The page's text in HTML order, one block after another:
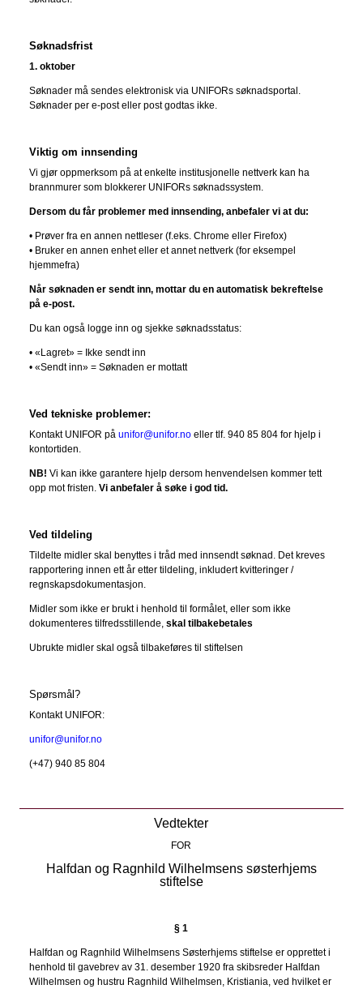
Søknadsfrist
1. oktober
Søknader må sendes elektronisk via UNIFORs søknadsportal.
Søknader per e-post eller post godtas ikke.
Viktig om innsending
Vi gjør oppmerksom på at enkelte institusjonelle nettverk kan ha
brannmurer som blokkerer UNIFORs søknadssystem.
Dersom du får problemer med innsending, anbefaler vi at du:
• Prøver fra en annen nettleser (f.eks. Chrome eller Firefox)
• Bruker en annen enhet eller et annet nettverk (for eksempel
hjemmefra)
Når søknaden er sendt inn, mottar du en automatisk bekreftelse
på e-post.
Du kan også logge inn og sjekke søknadsstatus:
• «Lagret» = Ikke sendt inn
• «Sendt inn» = Søknaden er mottatt
Ved tekniske problemer:
Kontakt UNIFOR på unifor@unifor.no eller tlf. 940 85 804 for hjelp i
kontortiden.
NB! Vi kan ikke garantere hjelp dersom henvendelsen kommer tett
opp mot fristen. Vi anbefaler å søke i god tid.
Ved tildeling
Tildelte midler skal benyttes i tråd med innsendt søknad. Det kreves
rapportering innen ett år etter tildeling, inkludert kvitteringer /
regnskapsdokumentasjon.
Midler som ikke er brukt i henhold til formålet, eller som ikke
dokumenteres tilfredsstillende, skal tilbakebetales
Ubrukte midler skal også tilbakeføres til stiftelsen
Spørsmål?
Kontakt UNIFOR:
unifor@unifor.no
(+47) 940 85 804
Vedtekter
FOR
Halfdan og Ragnhild Wilhelmsens søsterhjems
stiftelse
§ 1
Halfdan og Ragnhild Wilhelmsens Søsterhjems stiftelse er opprettet i
henhold til gavebrev av 31. desember 1920 fra skibsreder Halfdan
Wilhelmsen og hustru Ragnhild Wilhelmsen, Kristiania, ved hvilket er